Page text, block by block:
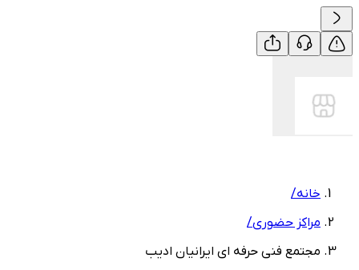
خانه/
مراکز حضوری/
مجتمع فنی حرفه ای ایرانیان ادیب